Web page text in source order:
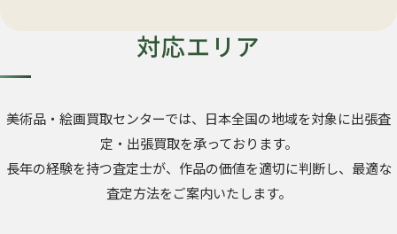
対応エリア
美術品・絵画買取センターでは、日本全国の地域を対象に出張査
定・出張買取を承っております。
長年の経験を持つ査定士が、作品の価値を適切に判断し、最適な
査定方法をご案内いたします。